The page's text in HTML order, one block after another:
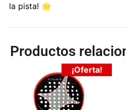
la pista! 🌟
Productos
¡Oferta!